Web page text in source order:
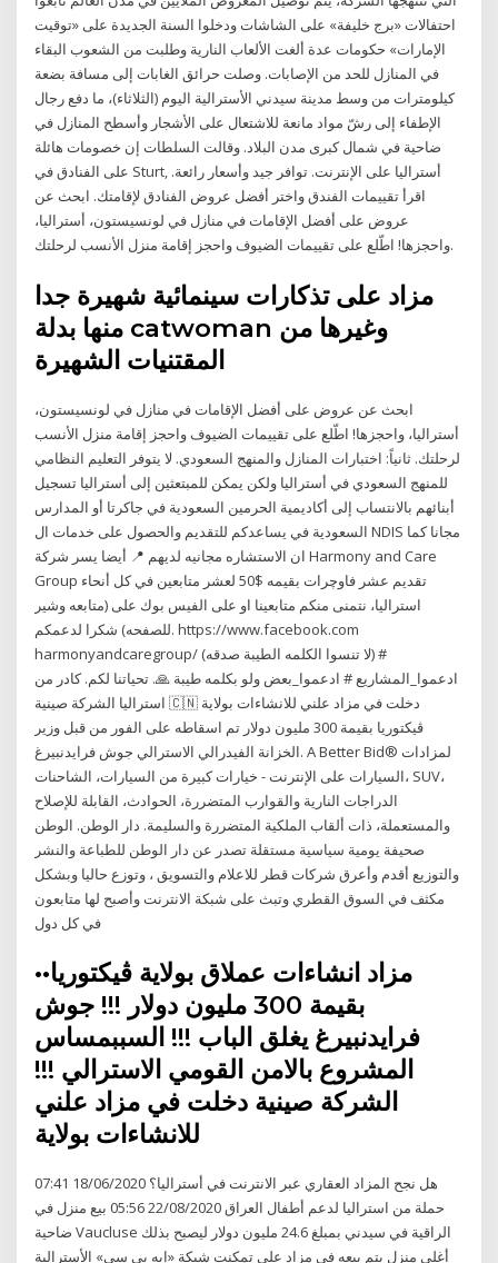
احتفالات «برج خليفة» على الشاشات ودخلوا السنة الجديدة على «توقيت
الإمارات» حكومات عدة ألغت الألعاب النارية وطلبت من الشعوب البقاء
في المنازل للحد من الإصابات. وصلت حرائق الغابات إلى مسافة بضعة
كيلومترات من وسط مدينة سيدني الأسترالية اليوم (الثلاثاء)، ما دفع رجال
الإطفاء إلى رشّ مواد مانعة للاشتعال على الأشجار وأسطح المنازل في
ضاحية في شمال كبرى مدن البلاد. وقالت السلطات إن خصومات هائلة
على الفنادق في Sturt, أستراليا على الإنترنت. توافر جيد وأسعار رائعة.
اقرأ تقييمات الفندق واختر أفضل عروض الفنادق لإقامتك. ابحث عن
عروض على أفضل الإقامات في منازل في لونسيستون، أستراليا،
واحجزها! اطّلع على تقييمات الضيوف واحجز إقامة منزل الأنسب لرحلتك.
مزاد على تذكارات سينمائية شهيرة جدا
منها بدلة catwoman وغيرها من
المقتنيات الشهيرة
ابحث عن عروض على أفضل الإقامات في منازل في لونسيستون،
أستراليا، واحجزها! اطّلع على تقييمات الضيوف واحجز إقامة منزل الأنسب
لرحلتك. ثانياً: اختبارات المنازل والمنهج السعودي. لا يتوفر التعليم النظامي
للمنهج السعودي في أستراليا ولكن يمكن للمبتعثين إلى أستراليا تسجيل
أبنائهم بالانتساب إلى أكاديمية الحرمين السعودية في جاكرتا أو المدارس
السعودية في يساعدكم للتقديم والحصول على خدمات ال NDIS مجانا كما
ان الاستشاره مجانيه لديهم 📍 أيضا يسر شركة Harmony and Care
Group تقديم عشر فاوچرات بقيمه $50 لعشر متابعين في كل أنحاء
استراليا، نتمنى منكم متابعينا او على الفيس بوك على (متابعه وشير
للصفحه) شكرا لدعمكم. https://www.facebook.com
harmonyandcaregroup/ (لا تنسوا الكلمه الطيبة صدقه) #
ادعموا_المشاريع # ادعموا_بعض ولو بكلمه طيبة 🙏. تحياتنا لكم. كادر من
استراليا الشركة صينية 🇨🇳 دخلت في مزاد علني للانشاءات بولاية
ڤيكتوريا بقيمة 300 مليون دولار تم اسقاطه على الفور من قبل وزير
الخزانة الفيدرالي الاسترالي جوش فرايدنبيرغ. A Better Bid® لمزادات
السيارات على الإنترنت - خيارات كبيرة من السيارات، الشاحنات، SUV،
الدراجات النارية والقوارب المتضررة، الحوادث، القابلة للإصلاح
والمستعملة، ذات ألقاب الملكية المتضررة والسليمة. دار الوطن. الوطن
صحيفة يومية سياسية مستقلة تصدر عن دار الوطن للطباعة والنشر
والتوزيع أقدم وأعرق شركات قطر للاعلام والتسويق ، وتوزع حاليا وبشكل
مكثف في السوق القطري وتبث على شبكة الانترنت وأصبح لها متابعون
في كل دول
••مزاد انشاءات عملاق بولاية ڤيكتوريا
بقيمة 300 مليون دولار !!! جوش
فرايدنبيرغ يغلق الباب !!! السببمساس
المشروع بالامن القومي الاسترالي !!!
الشركة صينية دخلت في مزاد علني
للانشاءات بولاية
هل نجح المزاد العقاري عبر الانترنت في أستراليا؟ 18/06/2020 07:41
حملة من استراليا لدعم أطفال العراق 22/08/2020 05:56 بيع منزل في
ضاحية Vaucluse الراقية في سيدني بمبلغ 24.6 مليون دولار ليصبح بذلك
أغلى منزل يتم بيعه في مزاد على تمكنت شبكة «إيه بي سي» الأسترالية